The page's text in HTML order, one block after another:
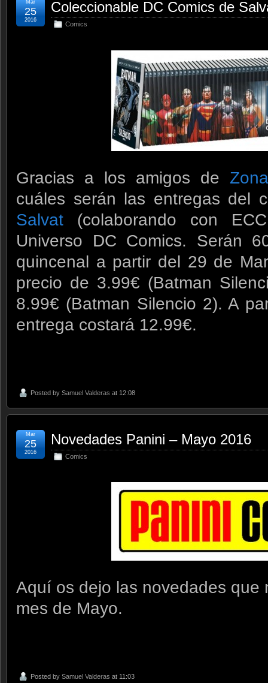
Coleccionable DC Comics de
Comics
Mar
25
2016
Gracias a los amigos de
cuáles serán las entregas del
Salvat (colaborando con
Universo DC Comics. Serán
quincenal a partir del 29 de
precio de 3.99€ (Batman
8.99€ (Batman Silencio 2). A
entrega costará 12.99€.
Posted by Samuel Valderas at 12:08
Novedades Panini – Mayo 2016
Comics
Mar
25
2016
Aquí os dejo las novedades
mes de Mayo.
Posted by Samuel Valderas at 11:03